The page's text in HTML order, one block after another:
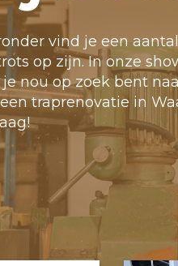
vind je een
op zijn. In onze
nou op zoek bent
traprenovatie in